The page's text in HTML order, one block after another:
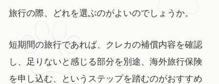
旅行の際、どれを選ぶのがよいのでしょうか。
短期間の旅行であれば、クレカの補償内容を確認
し、足りないと感じる部分を別途、海外旅行保険
を申し込む、というステップを踏むのがおすすめ